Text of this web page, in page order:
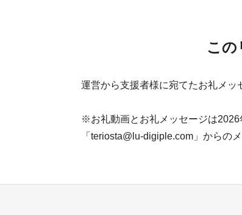
この
運営から支援者様に宛てたお礼メッ
※お礼動画とお礼メッセージは2026
「teriosta@lu-digiple.com」からの